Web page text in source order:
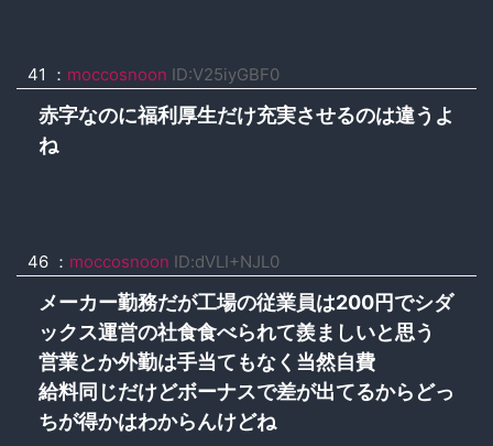
41 ： moccosnoon ID:V25iyGBF0
赤字なのに福利厚生だけ充実させるのは違うよ
ね
46 ： moccosnoon ID:dVLI+NJL0
メーカー勤務だが工場の従業員は200円でシダ
ックス運営の社食食べられて羨ましいと思う
営業とか外勤は手当てもなく当然自費
給料同じだけどボーナスで差が出てるからどっ
ちが得かはわからんけどね